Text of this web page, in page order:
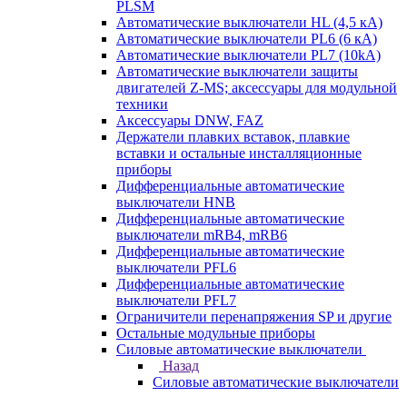
PLSM
Автоматические выключатели HL (4,5 кА)
Автоматические выключатели PL6 (6 кА)
Автоматические выключатели PL7 (10kA)
Автоматические выключатели защиты
двигателей Z-MS; аксессуары для модульной
техники
Аксессуары DNW, FAZ
Держатели плавких вставок, плавкие
вставки и остальные инсталляционные
приборы
Дифференциальные автоматические
выключатели HNB
Дифференциальные автоматические
выключатели mRB4, mRB6
Дифференциальные автоматические
выключатели PFL6
Дифференциальные автоматические
выключатели PFL7
Ограничители перенапряжения SP и другие
Остальные модульные приборы
Силовые автоматические выключатели
Назад
Силовые автоматические выключатели